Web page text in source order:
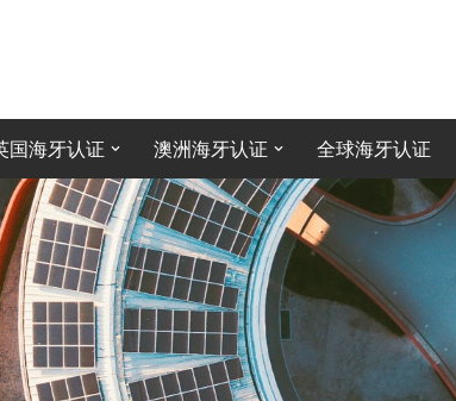
国海牙认证 澳洲海牙认证 全球海牙认证